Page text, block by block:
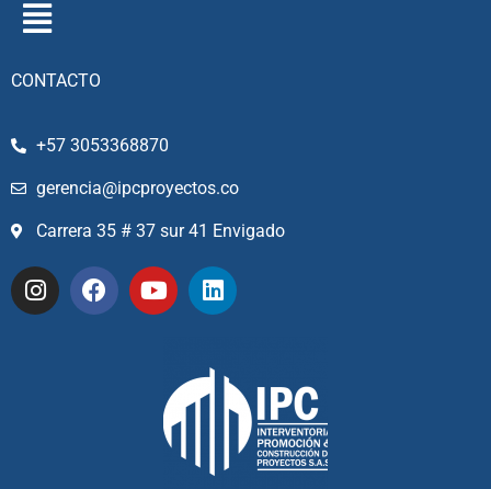
CONTACTO
+57 3053368870
gerencia@ipcproyectos.co
Carrera 35 # 37 sur 41 Envigado